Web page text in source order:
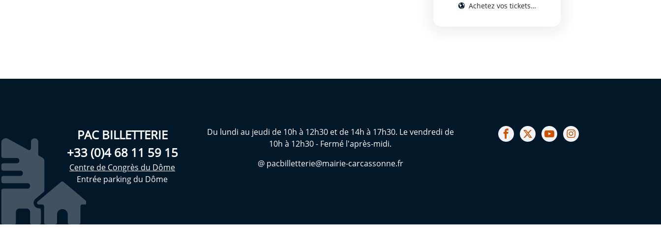
Achetez vos tickets en ligne
PAC BILLETTERIE
+33 (0)4 68 11 59 15
Centre de Congrès du Dôme
Entrée parking du Dôme
Du lundi au jeudi de 10h à 12h30 et de 14h à 17h30. Le vendredi de
10h à 12h30 - Fermé l'après-midi.
@ pacbilletterie@mairie-carcassonne.fr
Notre facebook
Notre X (ex Twitter)
Notre Chaine youtube